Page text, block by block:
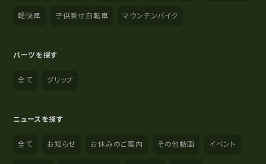
軽快車 子供乗せ自転車 マウンテンバイク
パーツを探す
全て グリップ
ニュースを探す
全て お知らせ お休みのご案内 その他動画 イベント